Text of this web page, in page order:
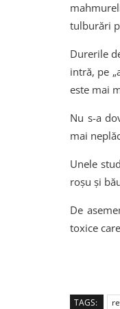
tulburări
Durerile
intră, pe
este mai
Nu s-a
mai
Unele
roșu și
De
toxice
TAGS: